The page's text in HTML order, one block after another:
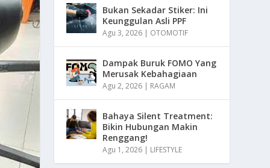
Bukan Sekadar Stiker: Ini
Keunggulan Asli PPF
Agu 3, 2026 | OTOMOTIF
Dampak Buruk FOMO Yang
Merusak Kebahagiaan
Agu 2, 2026 | RAGAM
Bahaya Silent Treatment:
Bikin Hubungan Makin
Renggang!
Agu 1, 2026 | LIFESTYLE